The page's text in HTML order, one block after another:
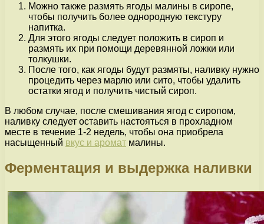
Можно также размять ягоды малины в сиропе,
чтобы получить более однородную текстуру
напитка.
Для этого ягоды следует положить в сироп и
размять их при помощи деревянной ложки или
толкушки.
После того, как ягоды будут размяты, наливку нужно
процедить через марлю или сито, чтобы удалить
остатки ягод и получить чистый сироп.
В любом случае, после смешивания ягод с сиропом,
наливку следует оставить настояться в прохладном
месте в течение 1-2 недель, чтобы она приобрела
насыщенный вкус и аромат малины.
Ферментация и выдержка наливки